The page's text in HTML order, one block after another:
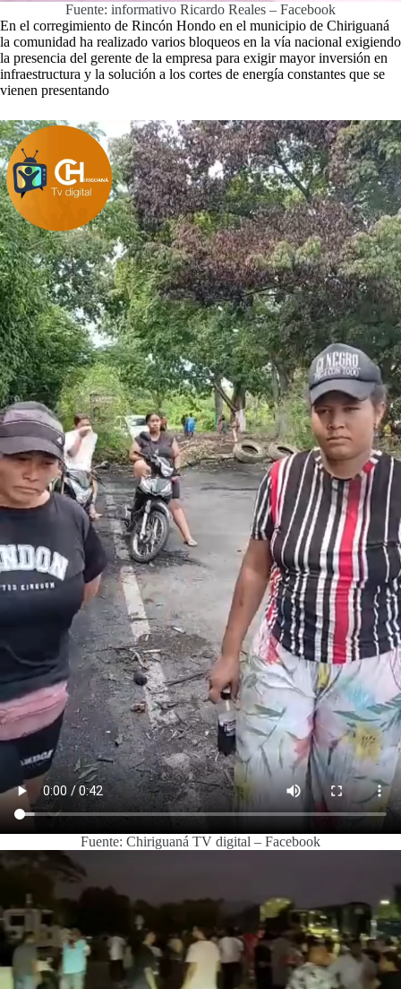
Fuente: informativo Ricardo Reales – Facebook
En el corregimiento de Rincón Hondo en el municipio de Chiriguaná
la comunidad ha realizado varios bloqueos en la vía nacional exigiendo
la presencia del gerente de la empresa para exigir mayor inversión en
infraestructura y la solución a los cortes de energía constantes que se
vienen presentando
Fuente: Chiriguaná TV digital – Facebook